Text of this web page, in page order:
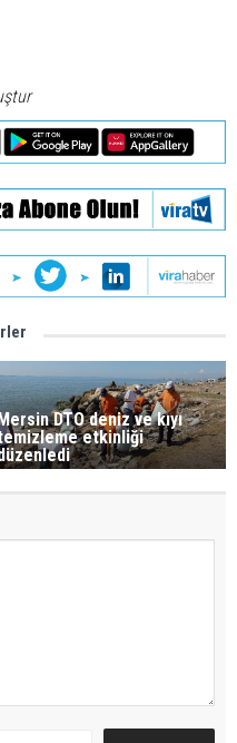
DTO deniz ve kıyı
etkinliği